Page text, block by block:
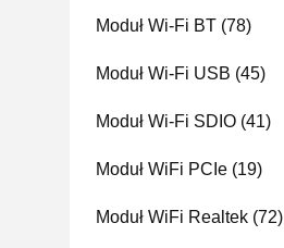
Moduł Wi-Fi BT (78)
Moduł Wi-Fi USB (45)
Moduł Wi-Fi SDIO (41)
Moduł WiFi PCIe (19)
Moduł WiFi Realtek (72)